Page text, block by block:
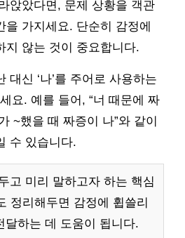
앉았다면, 문제 상황을 객관
가지세요. 단순히 감정에
지 않는 것이 중요합니다.
대신 ‘나’를 주어로 사용하는
요. 예를 들어, “너 때문에 짜
~했을 때 짜증이 나”와 같이
수 있습니다.
고 미리 말하고자 하는 핵심
정리해두면 감정에 휩쓸리
달하는 데 도움이 됩니다.